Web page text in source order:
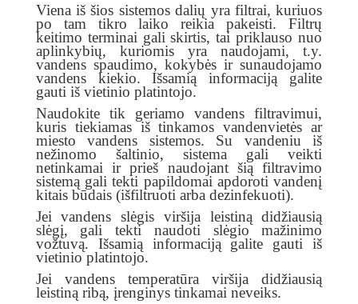
Viena iš šios sistemos dalių yra filtrai, kuriuos
po tam tikro laiko reikia pakeisti. Filtrų
keitimo terminai gali skirtis, tai priklauso nuo
aplinkybių, kuriomis yra naudojami, t.y.
vandens spaudimo, kokybės ir sunaudojamo
vandens kiekio. Išsamią informaciją galite
gauti iš vietinio platintojo.
Naudokite tik geriamo vandens filtravimui,
kuris tiekiamas iš tinkamos vandenvietės ar
miesto vandens sistemos. Su vandeniu iš
nežinomo šaltinio, sistema gali veikti
netinkamai ir prieš naudojant šią filtravimo
sistemą gali tekti papildomai apdoroti vandenį
kitais būdais (išfiltruoti arba dezinfekuoti).
Jei vandens slėgis viršija leistiną didžiausią
slėgį, gali tekti naudoti slėgio mažinimo
vožtuvą. Išsamią informaciją galite gauti iš
vietinio platintojo.
Jei vandens temperatūra viršija didžiausią
leistiną ribą, įrenginys tinkamai neveiks.